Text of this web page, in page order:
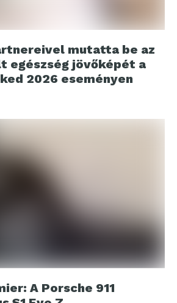
mutatta be az
egészség jövőképét a
2026 eseményen
A Porsche 911